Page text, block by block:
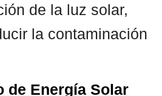
de la luz solar,
la contaminación
de Energía Solar